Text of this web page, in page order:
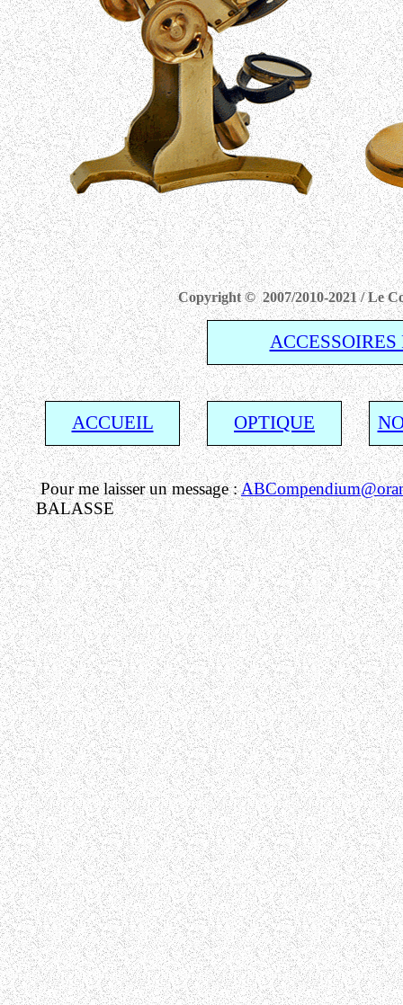
Copyright © 2007/2010-2021 / Le
ACCUEIL OPTIQUE
Pour me laisser un message :
BALASSE